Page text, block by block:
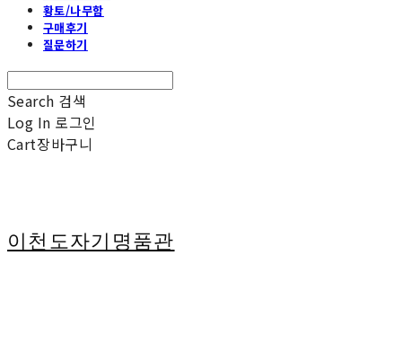
황토/나무함
구매후기
질문하기
Search 검색
Log In 로그인
Cart장바구니
이천도자기명품관